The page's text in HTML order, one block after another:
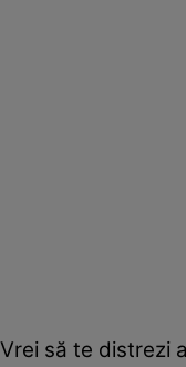
Vrei să te distrezi